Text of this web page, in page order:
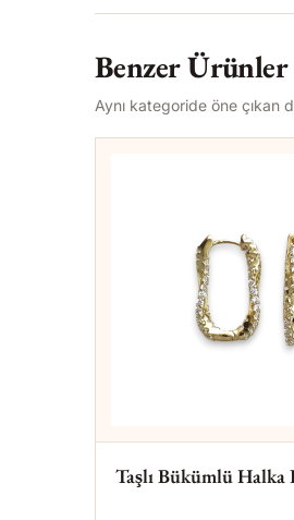
Benzer Ürünler
Aynı kategoride öne çıkan
Taşlı Bükümlü Halka